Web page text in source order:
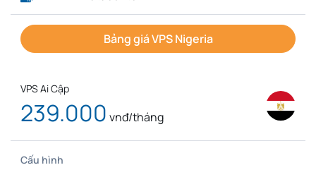
Bảng giá VPS Nigeria
VPS Ai Cập
239.000 vnđ/tháng
Cấu hình